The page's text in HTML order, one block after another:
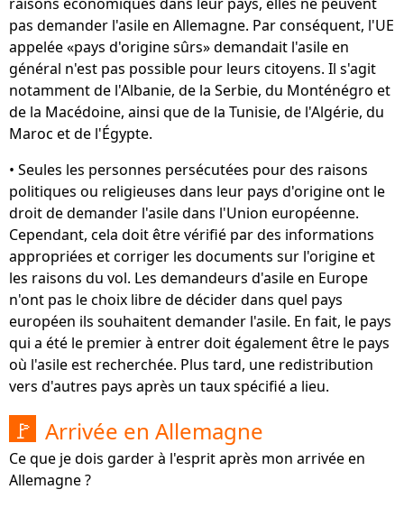
pas demander l'asile en Allemagne. Par conséquent, l'UE
appelée «pays d'origine sûrs» demandait l'asile en
général n'est pas possible pour leurs citoyens. Il s'agit
notamment de l'Albanie, de la Serbie, du Monténégro et
de la Macédoine, ainsi que de la Tunisie, de l'Algérie, du
Maroc et de l'Égypte.
• Seules les personnes persécutées pour des raisons
politiques ou religieuses dans leur pays d'origine ont le
droit de demander l'asile dans l'Union européenne.
Cependant, cela doit être vérifié par des informations
appropriées et corriger les documents sur l'origine et
les raisons du vol. Les demandeurs d'asile en Europe
n'ont pas le choix libre de décider dans quel pays
européen ils souhaitent demander l'asile. En fait, le pays
qui a été le premier à entrer doit également être le pays
où l'asile est recherchée. Plus tard, une redistribution
vers d'autres pays après un taux spécifié a lieu.
🚩 Arrivée en Allemagne
Ce que je dois garder à l'esprit après mon arrivée en
Allemagne ?